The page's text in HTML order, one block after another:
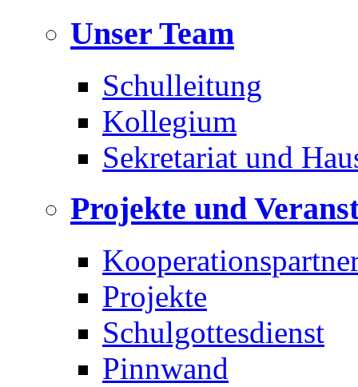
Unser Team
Schulleitung
Kollegium
Sekretariat und
Projekte und
Projekte
Schulgottesdienst
Pinnwand